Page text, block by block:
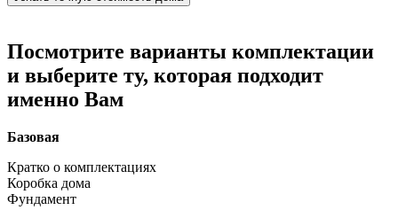
Посмотрите варианты комплектации
и выберите ту, которая подходит
именно Вам
Базовая
Кратко о комплектациях
Коробка дома
Фундамент